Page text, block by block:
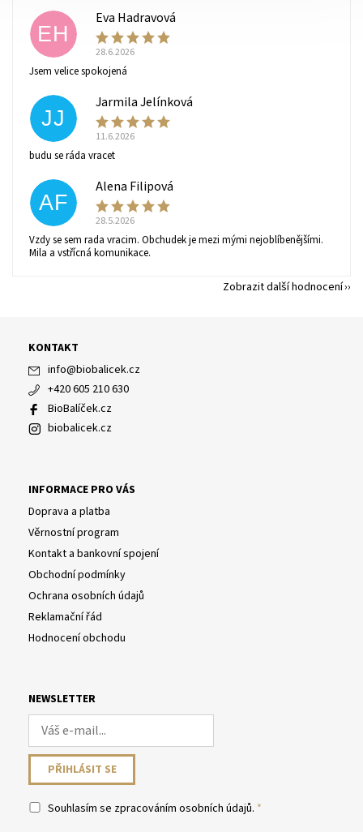
Vaše osobní údaje budou zpracovány dle
ochrany osobních údajů
EH
Eva Hadravová
28.6.2026
Jsem velice spokojená
JJ
Jarmila Jelínková
11.6.2026
budu se ráda vracet
AF
Alena Filipová
28.5.2026
Vzdy se sem rada vracim. Obchudek je mezi mými nejoblíbenějšími.
Mila a vstřícná komunikace.
Zobrazit další hodnocení
KONTAKT
info@biobalicek.cz
+420 605 210 630
BioBalíček.cz
biobalicek.cz
INFORMACE PRO VÁS
Doprava a platba
Věrnostní program
Kontakt a bankovní spojení
Obchodní podmínky
Ochrana osobních údajů
Reklamační řád
Hodnocení obchodu
NEWSLETTER
Souhlasím se zpracováním osobních údajů.